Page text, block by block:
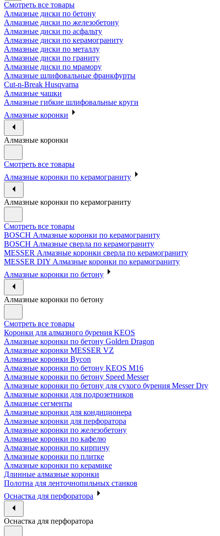
Смотреть все товары
Алмазные диски по бетону
Алмазные диски по железобетону
Алмазные диски по асфальту
Алмазные диски по керамограниту
Алмазные диски по металлу
Алмазные диски по граниту
Алмазные диски по мрамору
Алмазные шлифовальные франкфурты
Cut-n-Break Husqvarna
Алмазные чашки
Алмазные гибкие шлифовальные круги
Алмазные коронки
Алмазные коронки
Смотреть все товары
Алмазные коронки по керамограниту
Алмазные коронки по керамограниту
Смотреть все товары
BOSCH Алмазные коронки по керамограниту
BOSCH Алмазные сверла по керамограниту
MESSER Алмазные коронки сверла по керамограниту
MESSER DIY Алмазные коронки по керамограниту
Алмазные коронки по бетону
Алмазные коронки по бетону
Смотреть все товары
Коронки для алмазного бурения KEOS
Алмазные коронки по бетону Golden Dragon
Алмазные коронки MESSER VZ
Алмазные коронки Bycon
Алмазные коронки по бетону KEOS M16
Алмазные коронки по бетону Speed Messer
Алмазные коронки по бетону для сухого бурения Messer Dry
Алмазные коронки для подрозетников
Алмазные сегменты
Алмазные коронки для кондиционера
Алмазные коронки для перфоратора
Алмазные коронки по железобетону
Алмазные коронки по кафелю
Алмазные коронки по кирпичу
Алмазные коронки по плитке
Алмазные коронки по керамике
Длинные алмазные коронки
Полотна для ленточнопильных станков
Оснастка для перфоратора
Оснастка для перфоратора